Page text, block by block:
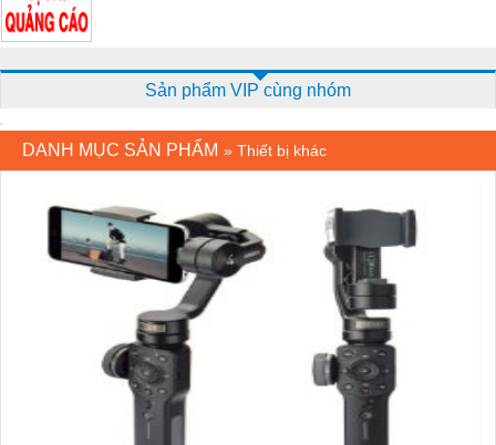
Sản phẩm VIP cùng nhóm
DANH MỤC SẢN PHẨM » Thiết bị khác